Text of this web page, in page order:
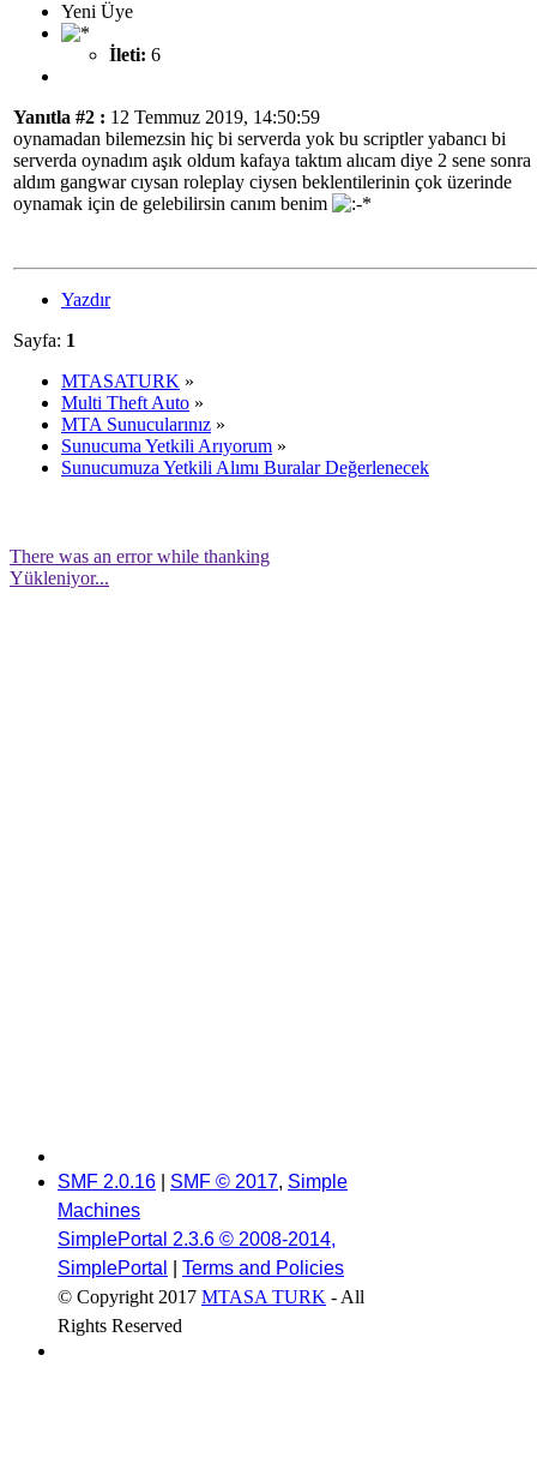
Yeni Üye
İleti: 6
Yanıtla #2 : 12 Temmuz 2019, 14:50:59
oynamadan bilemezsin hiç bi serverda yok bu scriptler yabancı bi
serverda oynadım aşık oldum kafaya taktım alıcam diye 2 sene sonra
aldım gangwar cıysan roleplay ciysen beklentilerinin çok üzerinde
oynamak için de gelebilirsin canım benim
Yazdır
Sayfa: 1
MTASATURK »
Multi Theft Auto »
MTA Sunucularınız »
Sunucuma Yetkili Arıyorum »
Sunucumuza Yetkili Alımı Buralar Değerlenecek
There was an error while thanking
Yükleniyor...
SMF 2.0.16 SMF © 2017, Simple
Machines
SimplePortal 2.3.6 © 2008-2014,
SimplePortal
Terms and Policies
© Copyright 2017 MTASA TURK - All
Rights Reserved